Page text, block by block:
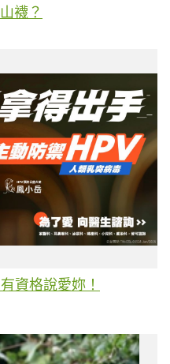
襪？
資格說愛妳！